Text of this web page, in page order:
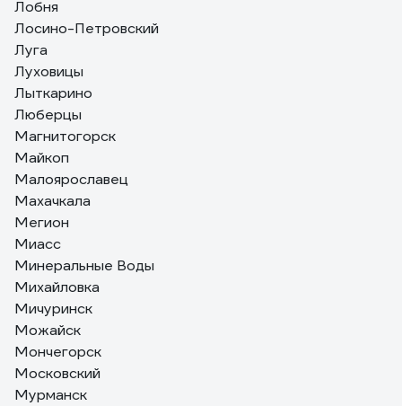
Лобня
Лосино-Петровский
Луга
Луховицы
Лыткарино
Люберцы
Магнитогорск
Майкоп
Малоярославец
Махачкала
Мегион
Миасс
Минеральные Воды
Михайловка
Мичуринск
Можайск
Мончегорск
Московский
Мурманск